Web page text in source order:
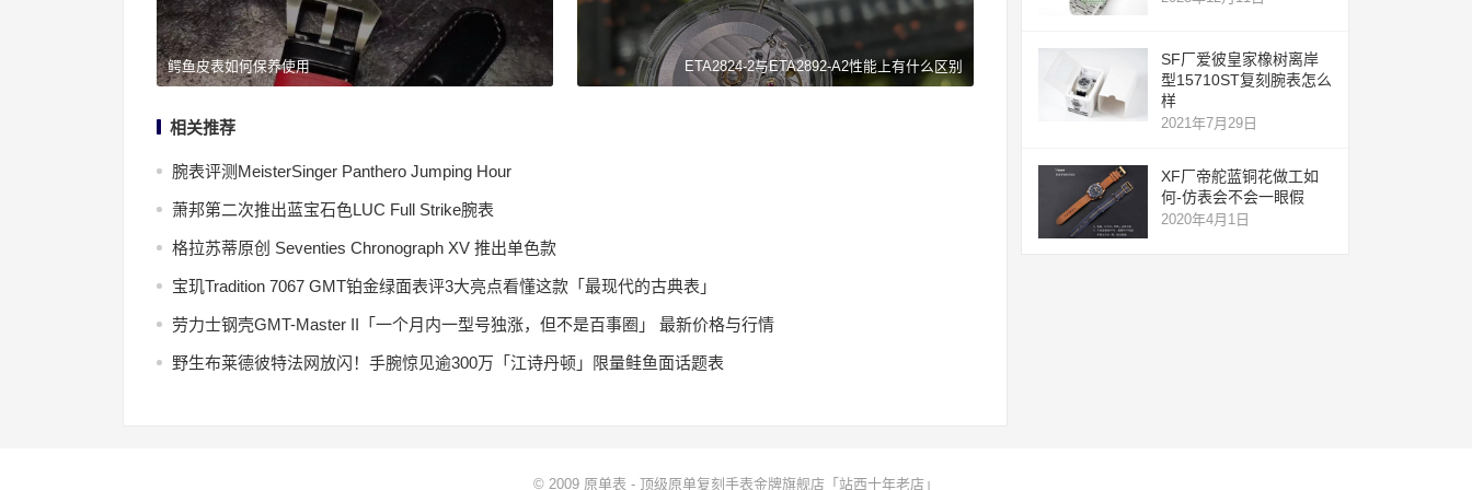
鳄鱼皮表如何保养使用 ETA2824-2与ETA2892-A2性能上有什么区别
相关推荐
腕表评测MeisterSinger Panthero Jumping Hour
萧邦第二次推出蓝宝石色LUC Full Strike腕表
格拉苏蒂原创 Seventies Chronograph XV 推出单色款
宝玑Tradition 7067 GMT铂金绿面表评3大亮点看懂这款「最现代的古典表」
劳力士钢壳GMT-Master II「一个月内一型号独涨，但不是百事圈」 最新价格与行情
野生布莱德彼特法网放闪！手腕惊见逾300万「江诗丹顿」限量鲑鱼面话题表
SF厂爱彼皇家橡树离岸
型15710ST复刻腕表怎么
样
2021年7月29日
XF厂帝舵蓝铜花做工如
何-仿表会不会一眼假
2020年4月1日
© 2009 原单表 - 顶级原单复刻手表金牌旗舰店「站西十年老店」